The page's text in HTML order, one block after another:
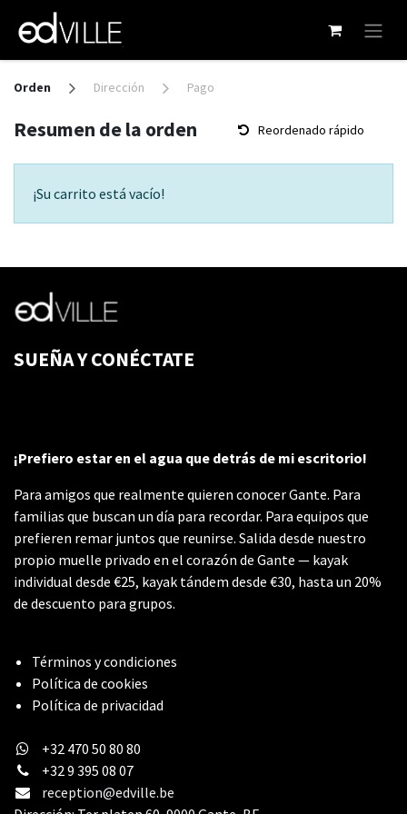
Ir al contenido
Orden Dirección Pago
Resumen de la orden Reordenado rápido
¡Su carrito está vacío!
SUEÑA Y CONÉCTATE
¡Prefiero estar en el agua que detrás de mi escritorio!
Para amigos que realmente quieren conocer Gante. Para
familias que buscan un día para recordar. Para equipos que
prefieren remar juntos que reunirse. Salida desde nuestro
propio muelle privado en el corazón de Gante — kayak
individual desde €25, kayak tándem desde €30, hasta un 20%
de descuento para grupos.
Términos y condiciones
Política de cookies
Política de privacidad
+32 470 50 80 80
+32 9 395 08 07
reception@edville.be